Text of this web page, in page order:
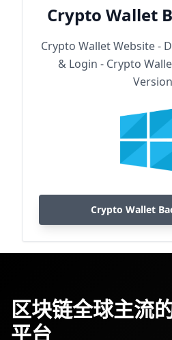
Crypto Wallet
Crypto Wallet Website -
& Login - Crypto
Version
Crypto Wallet
区块链全球主流
平台